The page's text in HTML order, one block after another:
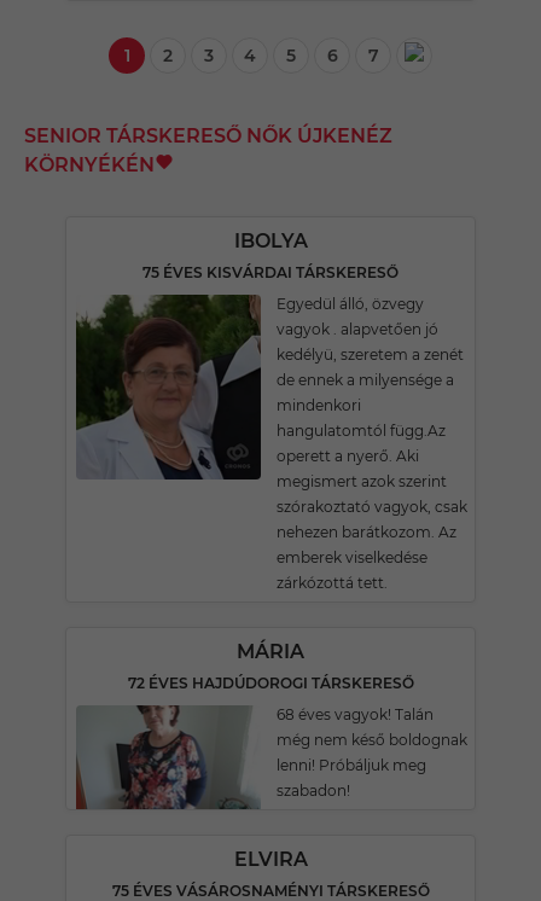
1 2 3 4 5 6 7
SENIOR TÁRSKERESŐ NŐK ÚJKENÉZ
KÖRNYÉKÉN
IBOLYA
75 ÉVES KISVÁRDAI TÁRSKERESŐ
Egyedül álló, özvegy
vagyok . alapvetően jó
kedélyü, szeretem a zenét
de ennek a milyensége a
mindenkori
hangulatomtól függ.Az
operett a nyerő. Aki
megismert azok szerint
szórakoztató vagyok, csak
nehezen barátkozom. Az
emberek viselkedése
zárkózottá tett.
MÁRIA
72 ÉVES HAJDÚDOROGI TÁRSKERESŐ
68 éves vagyok! Talán
még nem késő boldognak
lenni! Próbáljuk meg
szabadon!
ELVIRA
75 ÉVES VÁSÁROSNAMÉNYI TÁRSKERESŐ